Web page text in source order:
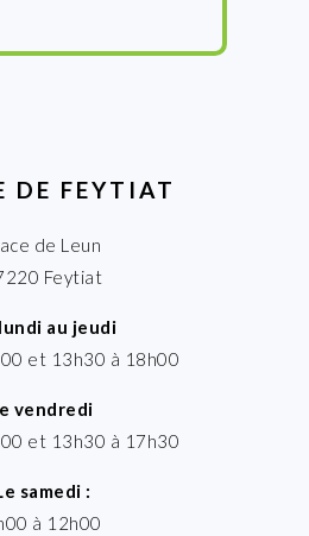
DE FEYTIAT
de Leun
Feytiat
au jeudi
et 13h30 à 18h00
vendredi
et 13h30 à 17h30
samedi :
à 12h00